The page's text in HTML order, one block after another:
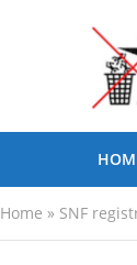
Home » SNF